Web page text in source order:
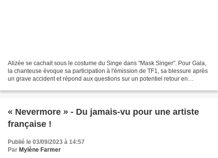
Alizée se cachait sous le costume du Singe dans "Mask Singer". Pour Gala,
la chanteuse évoque sa participation à l'émission de TF1, sa blessure après
un grave accident et répond aux questions sur un potentiel retour en
« Nevermore » - Du jamais-vu pour une artiste
française !
Publié le 03/09/2023 à 14:57
Par Mylène Farmer